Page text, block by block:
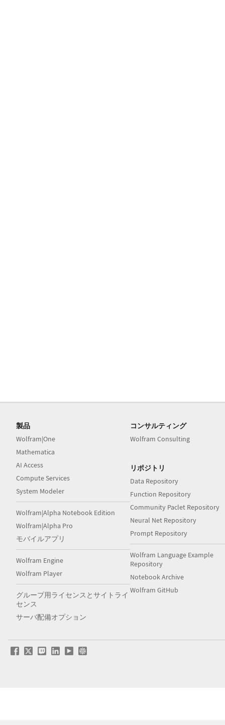
製品
Wolfram|One
Mathematica
AI Access
Compute Services
System Modeler
Wolfram|Alpha Notebook Edition
Wolfram|Alpha Pro
モバイルアプリ
Wolfram Engine
Wolfram Player
グループ用ライセンスとサイトライ
センス
サーバ配備オプション
コンサルティング
Wolfram Consulting
リポジトリ
Data Repository
Function Repository
Community Paclet Repository
Neural Net Repository
Prompt Repository
Wolfram Language Example
Repository
Notebook Archive
Wolfram GitHub